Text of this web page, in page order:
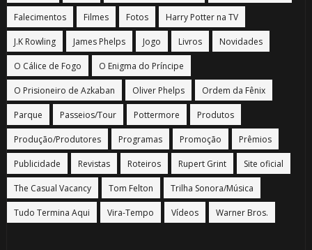
Falecimentos Filmes Fotos Harry Potter na TV
J.K Rowling James Phelps Jogo Livros Novidades
O Cálice de Fogo O Enigma do Príncipe
O Prisioneiro de Azkaban Oliver Phelps Ordem da Fênix
Parque Passeios/Tour Pottermore Produtos
Produção/Produtores Programas Promoção Prêmios
Publicidade Revistas Roteiros Rupert Grint Site oficial
The Casual Vacancy Tom Felton Trilha Sonora/Música
Tudo Termina Aqui Vira-Tempo Vídeos Warner Bros.